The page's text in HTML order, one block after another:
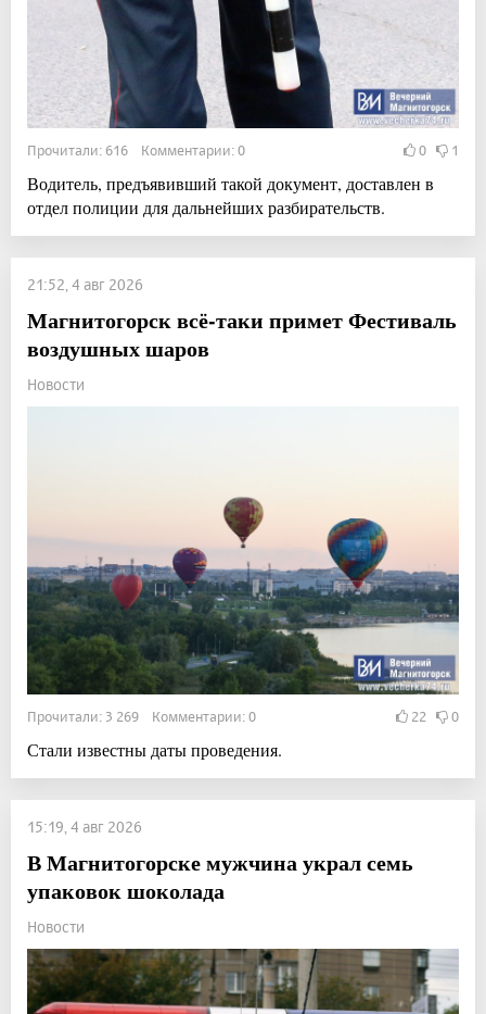
Прочитали: 616 Комментарии: 0 0 1
Водитель, предъявивший такой документ, доставлен в
отдел полиции для дальнейших разбирательств.
21:52, 4 авг 2026
Магнитогорск всё-таки примет Фестиваль
воздушных шаров
Новости
Прочитали: 3 269 Комментарии: 0 22 0
Стали известны даты проведения.
15:19, 4 авг 2026
В Магнитогорске мужчина украл семь
упаковок шоколада
Новости